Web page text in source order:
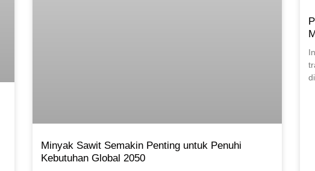
Minyak Sawit Semakin Penting untuk Penuhi
Kebutuhan Global 2050